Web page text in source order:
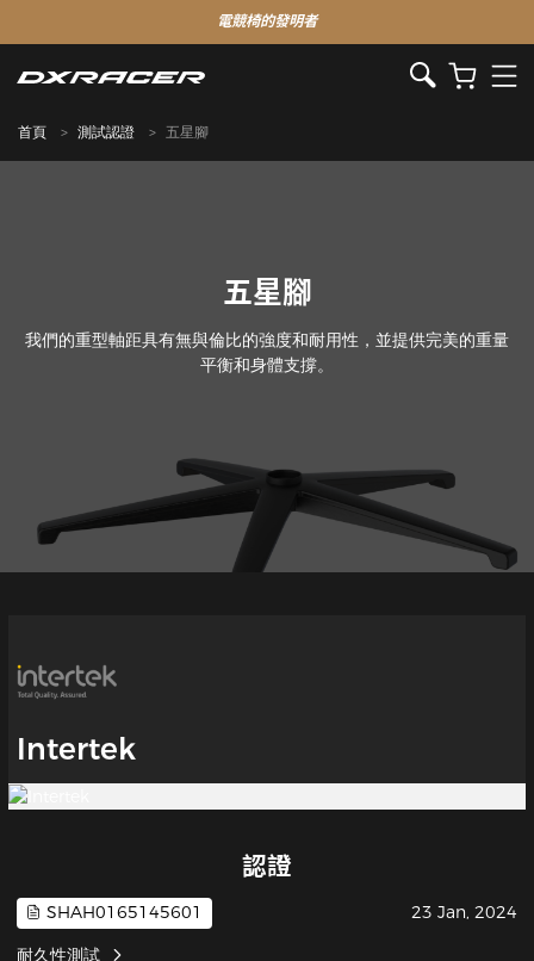
電競椅的發明者
首頁 測試認證 五星腳
五星腳
我們的重型軸距具有無與倫比的強度和耐用性，並提供完美的重量
平衡和身體支撐。
Intertek
認證
SHAH0165145601
耐久性測試
23 Jan, 2024